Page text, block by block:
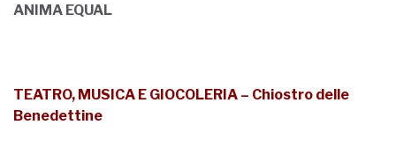
ANIMA EQUAL
TEATRO, MUSICA E GIOCOLERIA – Chiostro delle
Benedettine